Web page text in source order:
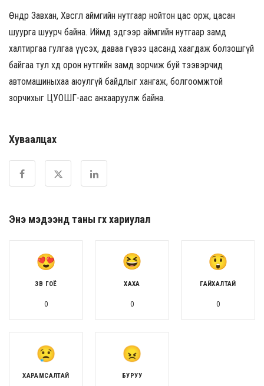
Өнөөдөр Завхан, Хөвсгөл аймгийн нутгаар нойтон цас орж, цасан
шуурга шуурч байна. Иймд эдгээр аймгийн нутгаар замд
халтиргаа гулгаа үүсэх, даваа гүвээ цасанд хаагдаж болзошгүй
байгаа тул хөдөө орон нутгийн замд зорчиж буй тээвэрчид
автомашиныхаа аюулгүй байдлыг хангаж, болгоомжтой
зорчихыг ЦУОШГ-аас анхааруулж байна.
Хуваалцах
Энэ мэдээнд таны өгөх хариулал
ЗӨВ ГОЁ
0
ХАХА
0
ГАЙХАЛТАЙ
0
ХАРАМСАЛТАЙ БУРУУ